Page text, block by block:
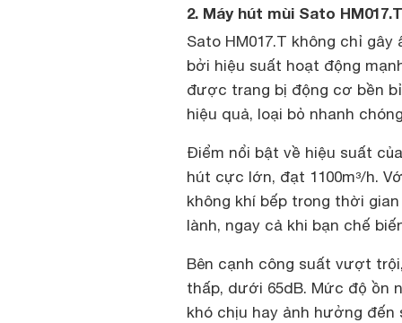
2. Máy hút mùi Sato
Sato HM017.T không chỉ
bởi hiệu suất hoạt động
được trang bị động cơ bền
hiệu quả, loại bỏ nhanh
Điểm nổi bật về hiệu suất
hút cực lớn, đạt 1100m³/h.
không khí bếp trong thời
lành, ngay cả khi bạn chế
Bên cạnh công suất vượt
thấp, dưới 65dB. Mức độ ồn
khó chịu hay ảnh hưởng đến